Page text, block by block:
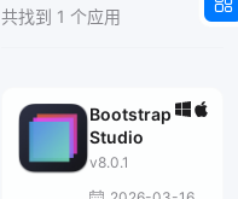
共找到 1 个应用
Bootstrap
Studio
v8.0.1